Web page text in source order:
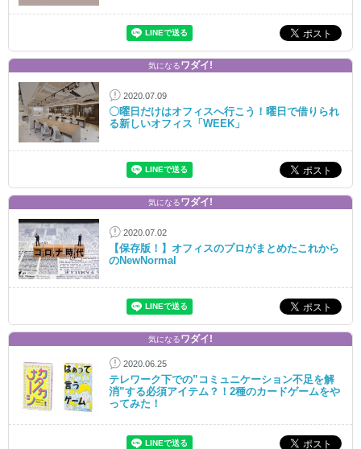
気になるワダイ!
2020.07.09
〇曜日だけはオフィスへ行こう！曜日で借りられ
る新しいオフィス「WEEK」
気になるワダイ!
2020.07.02
【保存版！】オフィスのプロがまとめたこれから
のNewNormal
気になるワダイ!
2020.06.25
テレワーク下での”コミュニケーション不足を解
消”する必須アイテム？！2種のカードゲームをや
ってみた！